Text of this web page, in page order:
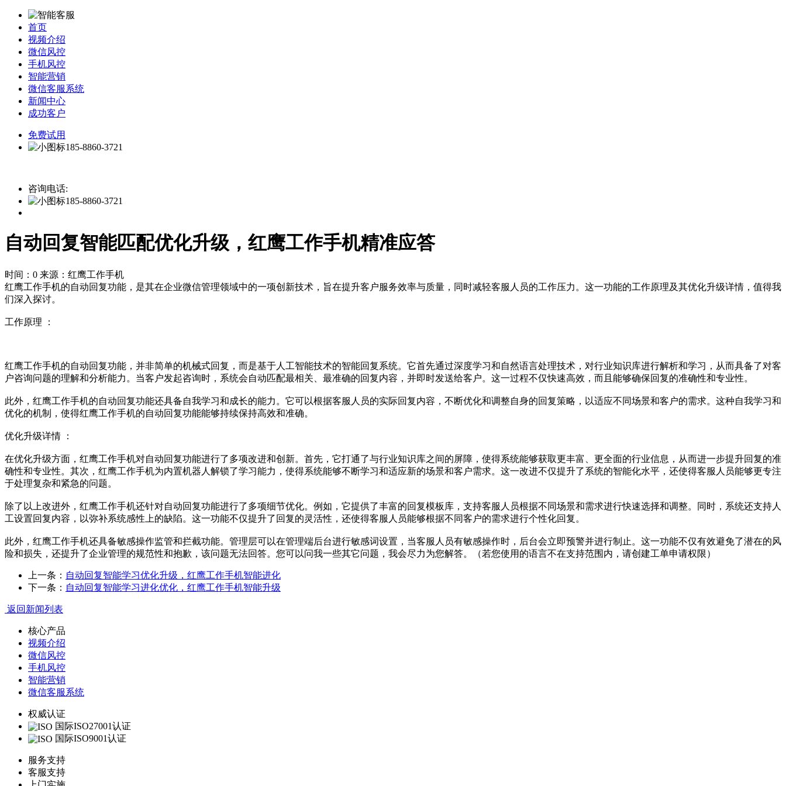
首页
视频介绍
微信风控
手机风控
智能营销
微信客服系统
新闻中心
成功客户
免费试用
185-8860-3721
咨询电话:
185-8860-3721
自动回复智能匹配优化升级，红鹰工作手机精准应答
时间：0 来源：红鹰工作手机
红鹰工作手机的自动回复功能，是其在企业微信管理领域中的一项创新技术，旨在提升客户服务效率与质量，同时减轻客服人员的工作压力。这一功能的工作原理及其优化升级详情，值得我
们深入探讨。
工作原理 ：
红鹰工作手机的自动回复功能，并非简单的机械式回复，而是基于人工智能技术的智能回复系统。它首先通过深度学习和自然语言处理技术，对行业知识库进行解析和学习，从而具备了对客
户咨询问题的理解和分析能力。当客户发起咨询时，系统会自动匹配最相关、最准确的回复内容，并即时发送给客户。这一过程不仅快速高效，而且能够确保回复的准确性和专业性。
此外，红鹰工作手机的自动回复功能还具备自我学习和成长的能力。它可以根据客服人员的实际回复内容，不断优化和调整自身的回复策略，以适应不同场景和客户的需求。这种自我学习和
优化的机制，使得红鹰工作手机的自动回复功能能够持续保持高效和准确。
优化升级详情 ：
在优化升级方面，红鹰工作手机对自动回复功能进行了多项改进和创新。首先，它打通了与行业知识库之间的屏障，使得系统能够获取更丰富、更全面的行业信息，从而进一步提升回复的准
确性和专业性。其次，红鹰工作手机为内置机器人解锁了学习能力，使得系统能够不断学习和适应新的场景和客户需求。这一改进不仅提升了系统的智能化水平，还使得客服人员能够更专注
于处理复杂和紧急的问题。
除了以上改进外，红鹰工作手机还针对自动回复功能进行了多项细节优化。例如，它提供了丰富的回复模板库，支持客服人员根据不同场景和需求进行快速选择和调整。同时，系统还支持人
工设置回复内容，以弥补系统感性上的缺陷。这一功能不仅提升了回复的灵活性，还使得客服人员能够根据不同客户的需求进行个性化回复。
此外，红鹰工作手机还具备敏感操作监管和拦截功能。管理层可以在管理端后台进行敏感词设置，当客服人员有敏感操作时，后台会立即预警并进行制止。这一功能不仅有效避免了潜在的风
险和损失，还提升了企业管理的规范性和抱歉，该问题无法回答。您可以问我一些其它问题，我会尽力为您解答。（若您使用的语言不在支持范围内，请创建工单申请权限）
上一条： 自动回复智能学习优化升级，红鹰工作手机智能进化
下一条： 自动回复智能学习进化优化，红鹰工作手机智能升级
返回新闻列表
核心产品
视频介绍
微信风控
手机风控
智能营销
微信客服系统
权威认证
国际ISO27001认证
国际ISO9001认证
服务支持
客服支持